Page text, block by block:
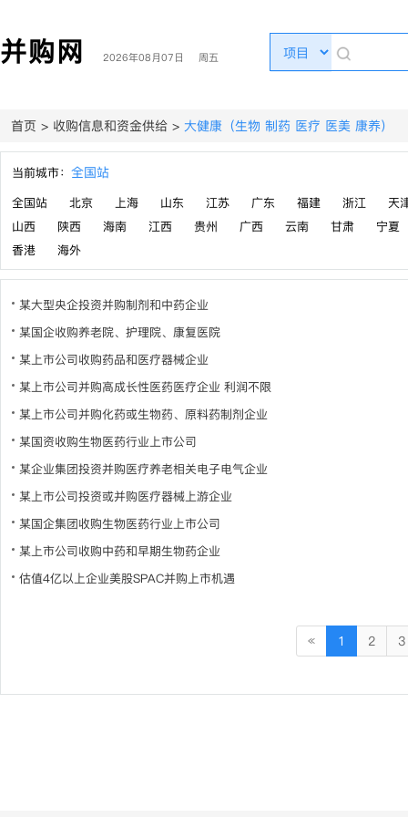
并购网 2026年08月07日 周五
首页 > 收购信息和资金供给 > 大健康（生物 制药 医疗 医美 康养）
当前城市： 全国站
全国站 北京 上海 山东 江苏 广东 福建 浙江
天
山西
陕西 海南 江西 贵州 广西 云南 甘肃
宁夏
香港
海外
某大型央企投资并购制剂和中药企业
某国企收购养老院、护理院、康复医院
某上市公司收购药品和医疗器械企业
某上市公司并购高成长性医药医疗企业 利润不限
某上市公司并购化药或生物药、原料药制剂企业
某国资收购生物医药行业上市公司
某企业集团投资并购医疗养老相关电子电气企业
某上市公司投资或并购医疗器械上游企业
某国企集团收购生物医药行业上市公司
某上市公司收购中药和早期生物药企业
估值4亿以上企业美股SPAC并购上市机遇
« 1 2 3